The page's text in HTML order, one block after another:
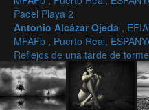
Padel Playa 2
Antonio Alcázar Ojeda ,
MFAFb , Puerto Real,
Reflejos de una tarde de